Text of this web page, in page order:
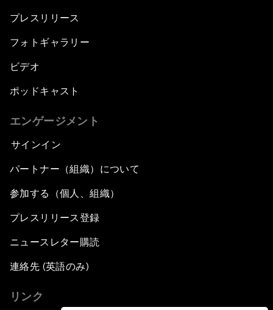
プレスリリース
フォトギャラリー
ビデオ
ポッドキャスト
エンゲージメント
サインイン
パートナー（組織）について
参加する（個人、組織）
プレスリリース登録
ニュースレター購読
連絡先 (英語のみ)
リンク